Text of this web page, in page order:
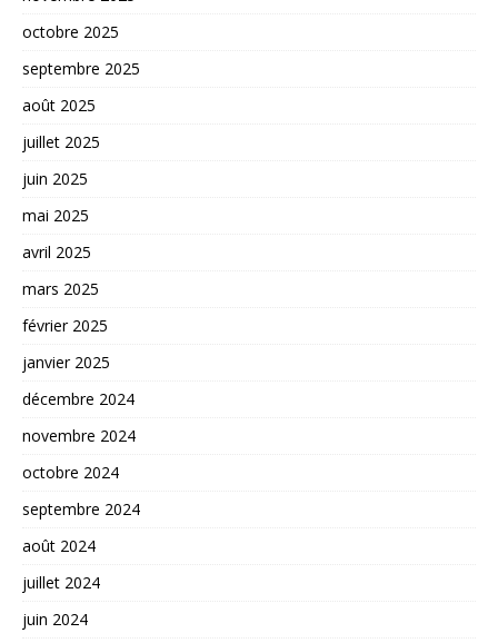
octobre 2025
septembre 2025
août 2025
juillet 2025
juin 2025
mai 2025
avril 2025
mars 2025
février 2025
janvier 2025
décembre 2024
novembre 2024
octobre 2024
septembre 2024
août 2024
juillet 2024
juin 2024